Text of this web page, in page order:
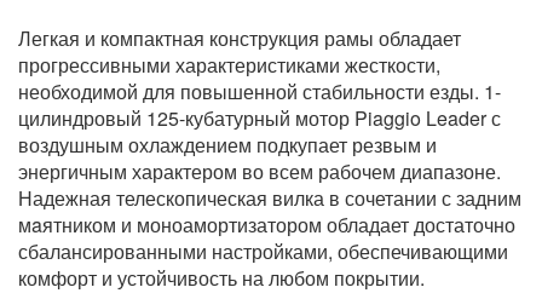
Легкая и компактная конструкция рамы обладает
прогрессивными характеристиками жесткости,
необходимой для повышенной стабильности езды. 1-
цилиндровый 125-кубатурный мотор Piaggio Leader с
воздушным охлаждением подкупает резвым и
энергичным характером во всем рабочем диапазоне.
Надежная телескопическая вилка в сочетании с задним
мaятником и моноамортизатором обладает достаточно
сбалансированными настройками, обеспечивающими
комфорт и устойчивость на любом покрытии.